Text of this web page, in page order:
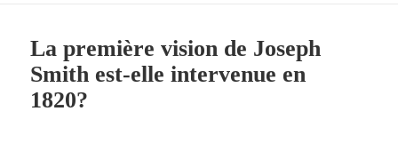
La première vision de Joseph
Smith est-elle intervenue en
1820?